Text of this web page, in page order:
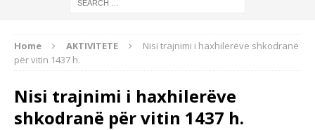
Home AKTIVITETE
Nisi trajnimi i haxhilerëve shkodranë
për vitin 1437 h.
Nisi trajnimi i haxhilerëve
shkodranë për vitin 1437 h.